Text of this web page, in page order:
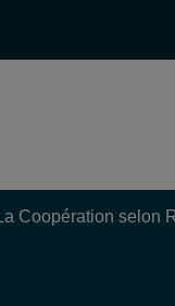
Coopération selon